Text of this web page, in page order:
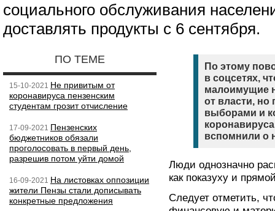
социального обслуживания
доставлять продукты с 6 сентября.
ПО ТЕМЕ
15-10-2021 Не привитым от
коронавируса пензенским
студентам грозит отчисление
17-09-2021 Пензенских
бюджетников обязали
проголосовать в первый день,
разрешив потом уйти домой
16-09-2021 На листовках оппозиции
жители Пензы стали дописывать
конкретные предложения
По этому
в соцсетях,
малоимущие
от власти, но
выборами и
вспомнили о
Люди однозначно
как показуху и
Следует отметить,